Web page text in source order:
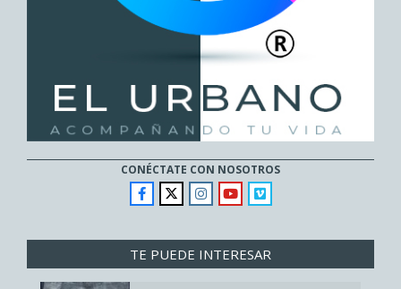
CONÉCTATE CON NOSOTROS
TE PUEDE INTERESAR